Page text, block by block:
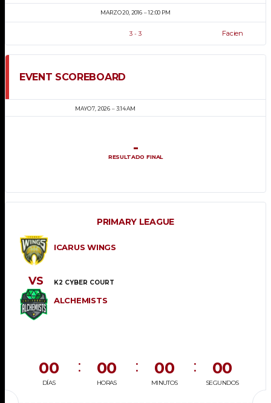
MARZO 20, 2016 12:00 PM
Facien
3 - 3
EVENT SCOREBOARD
MAYO 7, 2026 3:14 AM
-
RESULTADO FINAL
PRIMARY LEAGUE
ICARUS WINGS
ALCHEMISTS
VS K2 CYBER COURT
00
DÍAS
00
HORAS
00
MINUTOS
00
SEGUNDOS